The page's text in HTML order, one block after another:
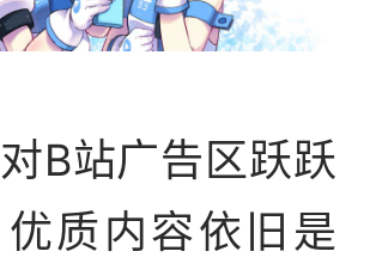
B站广告区跃跃
质内容依旧是